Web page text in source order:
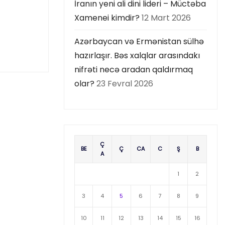
İranın yeni ali dini lideri – Müctəba
Xamenei kimdir? 12 Mart 2026
Azərbaycan və Ermənistan sülhə
hazırlaşır. Bəs xalqlar arasındakı
nifrəti necə aradan qaldırmaq
olar? 23 Fevral 2026
BE
Ç
A
Ç CA C Ş B
1 2
3 4 5 6 7 8 9
10 11 12 13 14 15 16